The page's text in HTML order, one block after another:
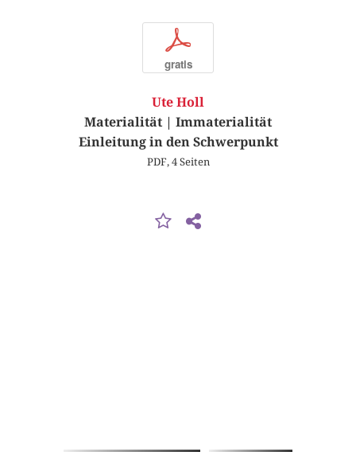
p
gratis
Ute Holl
Materialität | Immaterialität
Einleitung in den Schwerpunkt
PDF, 4 Seiten